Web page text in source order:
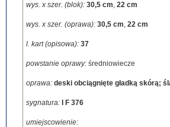
wys. x szer. (blok): 30,5 cm, 22 cm
wys. x szer. (oprawa): 30,5 cm, 22 cm
l. kart (opisowa): 37
powstanie oprawy: średniowiecze
oprawa: deski obciągnięte gładką skórą;
sygnatura: I F 376
umiejscowienie: